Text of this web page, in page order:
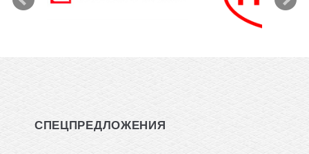
СПЕЦПРЕДЛОЖЕНИЯ